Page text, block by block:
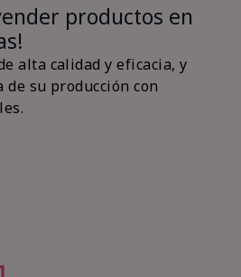
productos en
alta calidad y eficacia, y
su producción con